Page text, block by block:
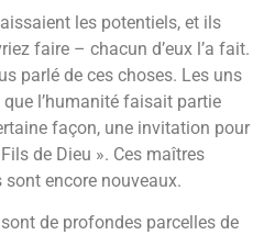
les potentiels, et ils
faire – chacun d’eux l’a fait.
parlé de ces choses. Les uns
l’humanité faisait partie
façon, une invitation pour
de Dieu ». Ces maîtres
encore nouveaux.
de profondes parcelles de